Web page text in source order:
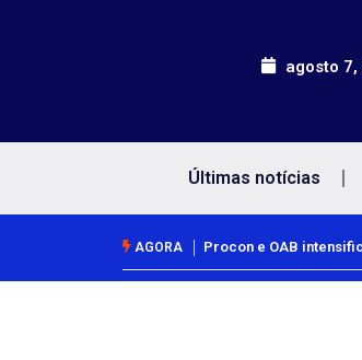
agosto 7,
Últimas notícias
AGORA
no comércio para o Dia dos PaisEmpresas devem